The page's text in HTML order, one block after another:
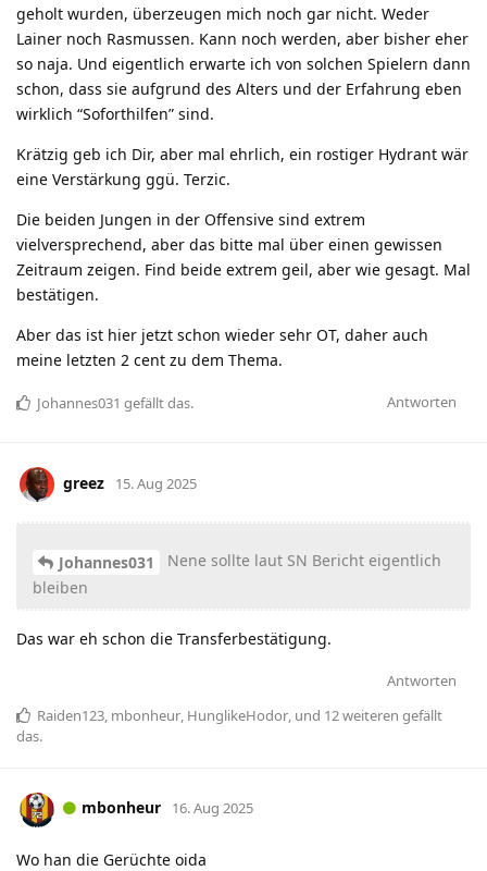
geholt wurden, überzeugen mich noch gar nicht. Weder
Lainer noch Rasmussen. Kann noch werden, aber bisher eher
so naja. Und eigentlich erwarte ich von solchen Spielern dann
schon, dass sie aufgrund des Alters und der Erfahrung eben
wirklich “Soforthilfen” sind.
Krätzig geb ich Dir, aber mal ehrlich, ein rostiger Hydrant wär
eine Verstärkung ggü. Terzic.
Die beiden Jungen in der Offensive sind extrem
vielversprechend, aber das bitte mal über einen gewissen
Zeitraum zeigen. Find beide extrem geil, aber wie gesagt. Mal
bestätigen.
Aber das ist hier jetzt schon wieder sehr OT, daher auch
meine letzten 2 cent zu dem Thema.
Antworten
Johannes031 gefällt das.
greez 15. Aug 2025
Johannes031
Nene sollte laut SN Bericht eigentlich
bleiben
Das war eh schon die Transferbestätigung.
Antworten
Raiden123 mbonheur HunglikeHodor , und 12weiteren gefällt
das.
mbonheur 16. Aug 2025
Wo han die Gerüchte oida